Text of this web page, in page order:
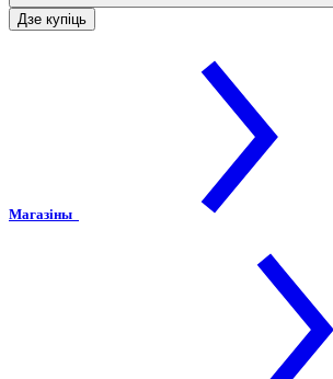
Дзе купіць
Магазіны